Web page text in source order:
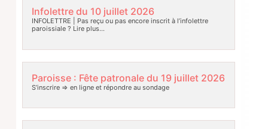
Infolettre du 10 juillet 2026
INFOLETTRE | Pas reçu ou pas encore inscrit à l’infolettre
paroissiale ? Lire plus…
Paroisse : Fête patronale du 19 juillet 2026
S’inscrire => en ligne et répondre au sondage